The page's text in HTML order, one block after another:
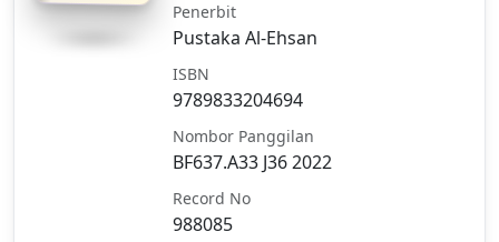
Penerbit
Pustaka Al-Ehsan
ISBN
9789833204694
Nombor Panggilan
BF637.A33 J36 2022
Record No
988085